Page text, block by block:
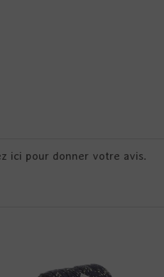
ici pour donner votre avis.